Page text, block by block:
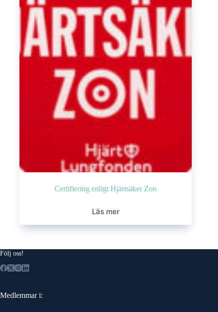
Certifiering enligt Hjärtsäker Zon
Läs mer
Följ oss!
Medlemmar i: